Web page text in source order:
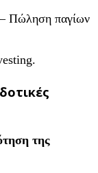
Πώληση παγίων
της